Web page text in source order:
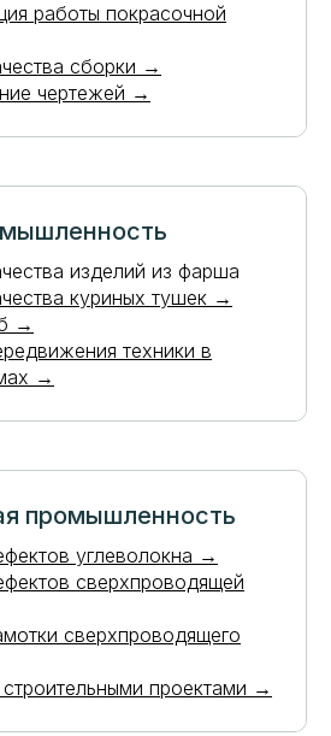
работы покрасочной
сборки →
чертежей →
изделий из фарша
куриных тушек →
→
техники в
→
промышленность
углеволокна →
сверхпроводящей
сверхпроводящего
проектами →